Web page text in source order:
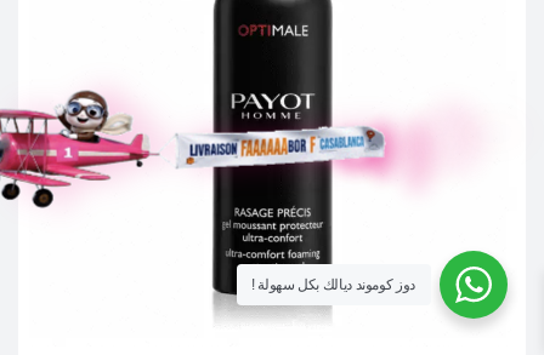
! دوز كوموند ديالك بكل سهولة